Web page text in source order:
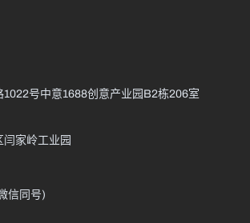
号中意1688创意产业园B2栋206室
家岭工业园
信同号)